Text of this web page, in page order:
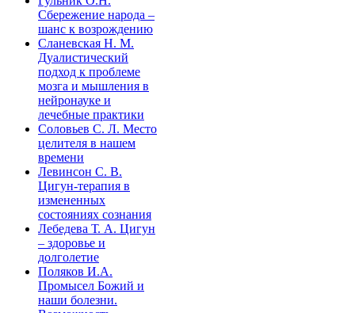
Сбережение народа –
шанс к возрождению
Сланевская Н. М.
Дуалистический
подход к проблеме
мозга и мышления в
нейронауке и
лечебные практики
Соловьев С. Л. Место
целителя в нашем
времени
Левинсон С. В.
Цигун-терапия в
измененных
состояниях сознания
Лебедева Т. А. Цигун
– здоровье и
долголетие
Поляков И.А.
Промысел Божий и
наши болезни.